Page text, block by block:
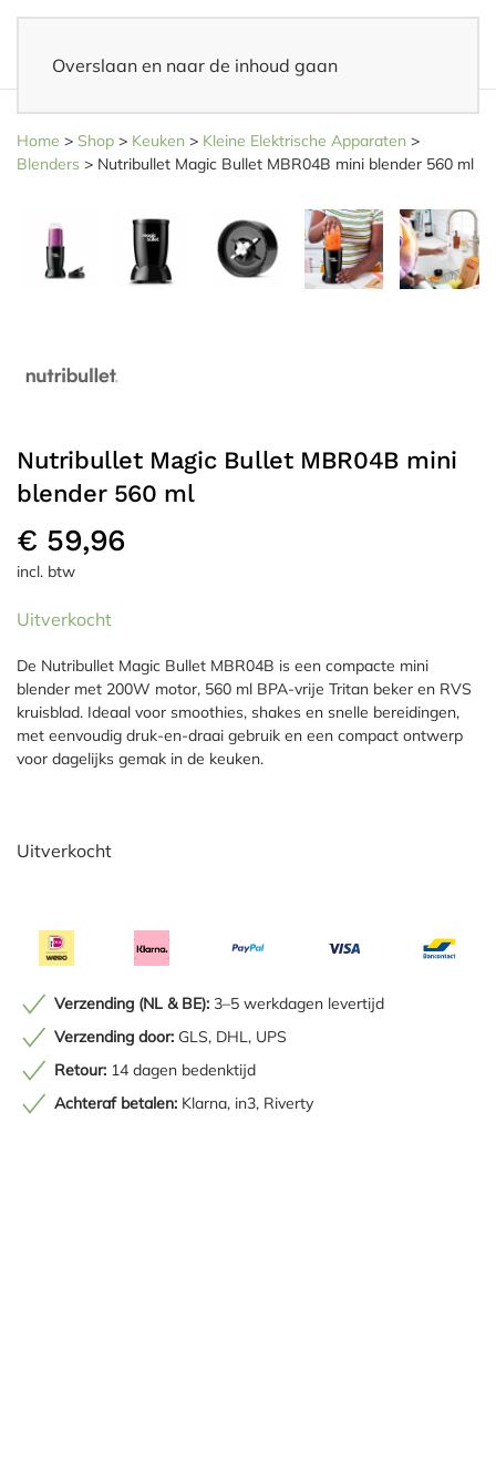
Overslaan en naar de inhoud gaan
Home > Shop > Keuken > Kleine Elektrische Apparaten >
Blenders > Nutribullet Magic Bullet MBR04B mini blender 560 ml
Nutribullet Magic Bullet MBR04B mini
blender 560 ml
€ 59,96
incl. btw
Uitverkocht
De Nutribullet Magic Bullet MBR04B is een compacte mini
blender met 200W motor, 560 ml BPA-vrije Tritan beker en RVS
kruisblad. Ideaal voor smoothies, shakes en snelle bereidingen,
met eenvoudig druk-en-draai gebruik en een compact ontwerp
voor dagelijks gemak in de keuken.
Uitverkocht
Verzending (NL & BE): 3–5 werkdagen levertijd
Verzending door: GLS, DHL, UPS
Retour: 14 dagen bedenktijd
Achteraf betalen: Klarna, in3, Riverty